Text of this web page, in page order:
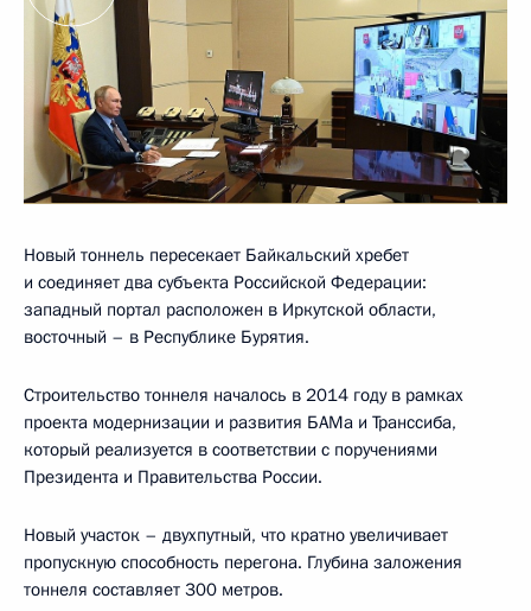
Новый тоннель пересекает Байкальский хребет
и соединяет два субъекта Российской Федерации:
западный портал расположен в Иркутской области,
восточный – в Республике Бурятия.
Строительство тоннеля началось в 2014 году в рамках
проекта модернизации и развития БАМа и Транссиба,
который реализуется в соответствии с поручениями
Президента и Правительства России.
Новый участок – двухпутный, что кратно увеличивает
пропускную способность перегона. Глубина заложения
тоннеля составляет 300 метров.